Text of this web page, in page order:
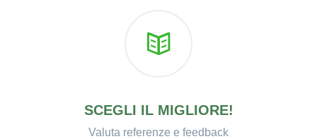
SCEGLI IL MIGLIORE!
Valuta referenze e feedback